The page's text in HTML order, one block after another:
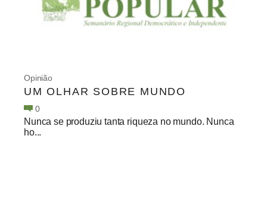
Opinião
UM OLHAR SOBRE MUNDO
0
Nunca se produziu tanta riqueza no mundo. Nunca
ho...